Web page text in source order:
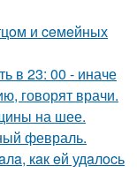
и ceмeйных
в 23: 00 - иначе
говорят врачи.
на шее.
февраль.
кaк eй удaлocь